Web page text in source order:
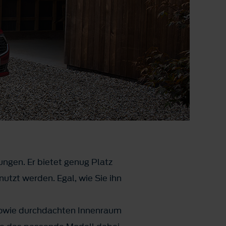
Er bietet genug Platz
werden. Egal, wie Sie ihn
durchdachten Innenraum